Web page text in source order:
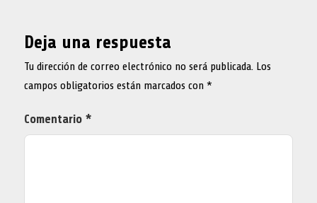
Deja una respuesta
Tu dirección de correo electrónico no será publicada. Los
campos obligatorios están marcados con *
Comentario *